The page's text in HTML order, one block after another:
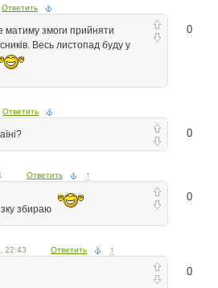
Ответить
0
матиму змоги прийняти
Весь листопад буду у
Ответить
0
Ответить ↑
0
збираю
22:43 Ответить ↑
0